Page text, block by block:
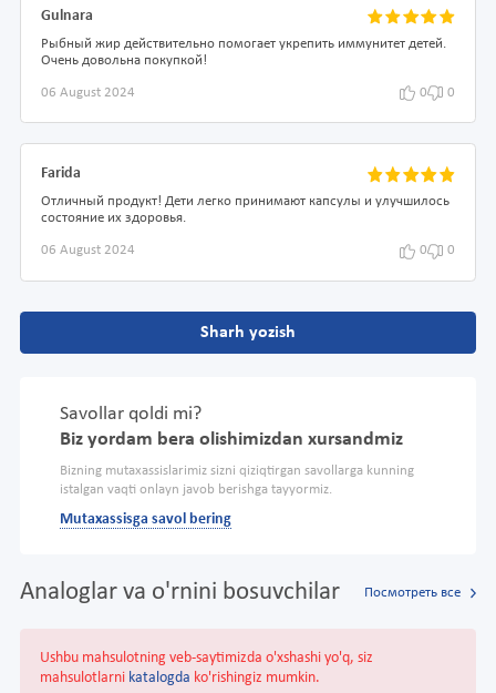
Gulnara
Рыбный жир действительно помогает укрепить иммунитет детей.
Очень довольна покупкой!
06 August 2024 0 0
Farida
Отличный продукт! Дети легко принимают капсулы и улучшилось
состояние их здоровья.
06 August 2024 0 0
Sharh yozish
Savollar qoldi mi?
Biz yordam bera olishimizdan xursandmiz
Bizning mutaxassislarimiz sizni qiziqtirgan savollarga kunning
istalgan vaqti onlayn javob berishga tayyormiz.
Mutaxassisga savol bering
Analoglar va o'rnini bosuvchilar Посмотреть все
Ushbu mahsulotning veb-saytimizda o'xshashi yo'q, siz
mahsulotlarni katalogda ko'rishingiz mumkin.